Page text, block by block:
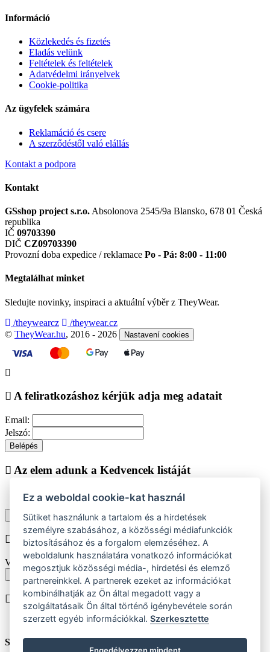
Információ
Közlekedés és fizetés
Eladás velünk
Feltételek és feltételek
Adatvédelmi irányelvek
Cookie-politika
Az ügyfelek számára
Reklamáció és csere
A szerződéstől való elállás
Kontakt a podpora
Kontakt
GSshop project s.r.o. Absolonova 2545/9a Blansko, 678 01 Česká
republika
IČ 09703390
DIČ CZ09703390
Provozní doba expedice / reklamace Po - Pá: 8:00 - 11:00
Megtalálhat minket
Sledujte novinky, inspiraci a aktuální výběr z TheyWear.
/theywearcz
/theywear.cz
© TheyWear.hu, 2016 - 2026 Nastavení cookies
A feliratkozáshoz kérjük adja meg adatait
Email:
Jelszó:
Belépés
Az elem adunk a Kedvencek listáját
Vásárlás folytatása Megjelenítése kedvencek listájához
Chyba při vkládání do košíku
Vyberte prosím velikost produktu
Vissza a méretekhez
A terméket beiktatjuk helyezése
Szám:
Ez a weboldal cookie-kat használ
Sütiket használunk a tartalom és a hirdetések
személyre szabásához, a közösségi médiafunkciók
biztosításához és a forgalom elemzéséhez. A
weboldalunk használatára vonatkozó információkat
megosztjuk közösségi média-, hirdetési és elemző
partnereinkkel. A partnerek ezeket az információkat
kombinálhatják az Ön által megadott vagy a
szolgáltatásaik Ön által történő igénybevétele során
szerzett egyéb információkkal.Szerkesztette